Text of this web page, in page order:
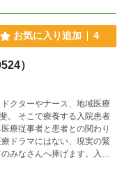
お気に入り追加 4
）
クターやナース、地域医療
。 そこで療養する入院患者
療従事者と患者との関わり
ドラマにはない、現実の緊
みなさんへ捧げます。入院